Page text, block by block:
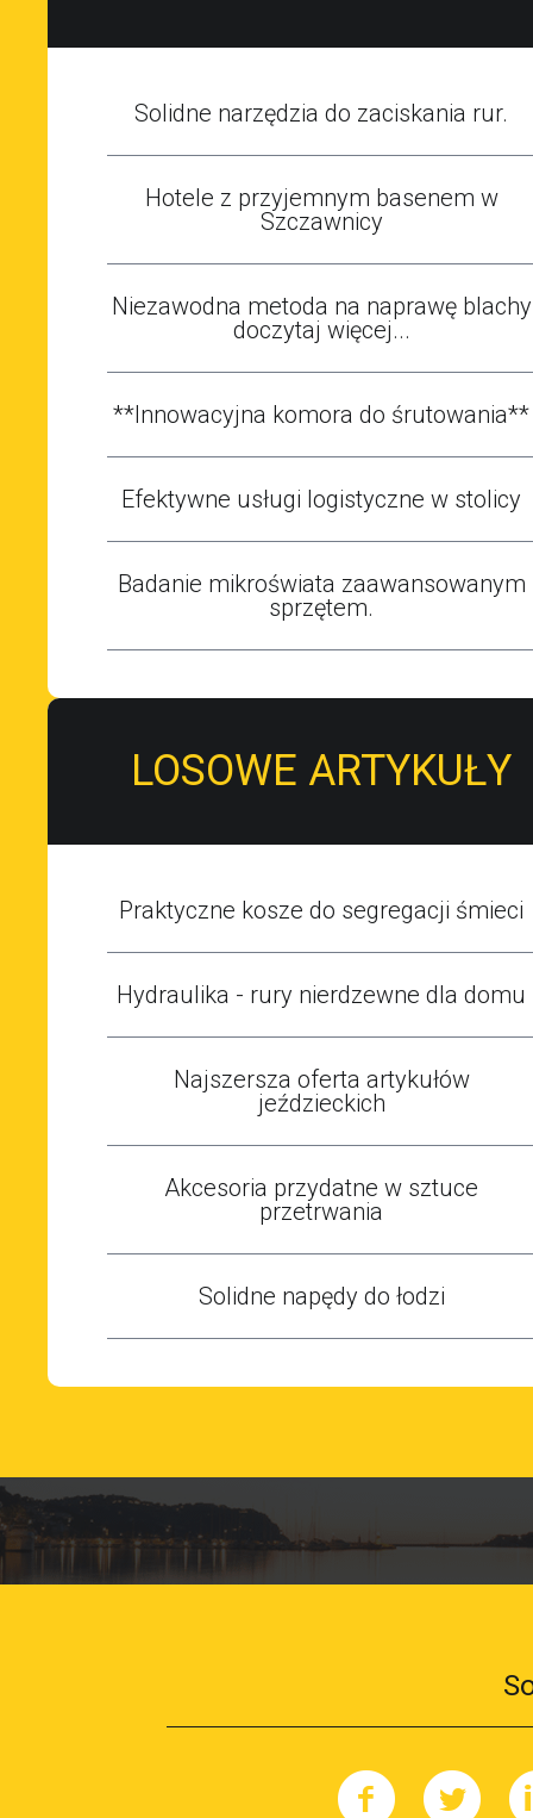
Solidne narzędzia do zaciskania rur.
Hotele z przyjemnym basenem w
Szczawnicy
Niezawodna metoda na naprawę blachy
doczytaj więcej...
**Innowacyjna komora do śrutowania**
Efektywne usługi logistyczne w stolicy
Badanie mikroświata zaawansowanym
sprzętem.
LOSOWE ARTYKUŁY
Praktyczne kosze do segregacji śmieci
Hydraulika - rury nierdzewne dla domu
Najszersza oferta artykułów
jeździeckich
Akcesoria przydatne w sztuce
przetrwania
Solidne napędy do łodzi